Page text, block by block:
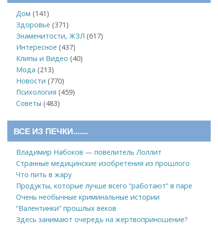
Дом (141)
Здоровье (371)
Знаменитости, ЖЗЛ (617)
Интересное (437)
Клипы и Видео (40)
Мода (213)
Новости (770)
Психология (459)
Советы (483)
ВСЕ ИЗ ПЕЧКИ…….
Владимир Набоков — повелитель Лоллит
Странные медицинские изобретения из прошлого
Что пить в жару
Продукты, которые лучше всего “работают” в паре
Очень необычные криминальные истории
“Валентинки” прошлых веков
Здесь занимают очередь на жертвоприношение?